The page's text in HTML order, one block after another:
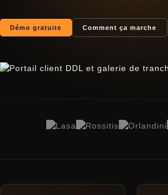
Démo gratuite Comment ça marche